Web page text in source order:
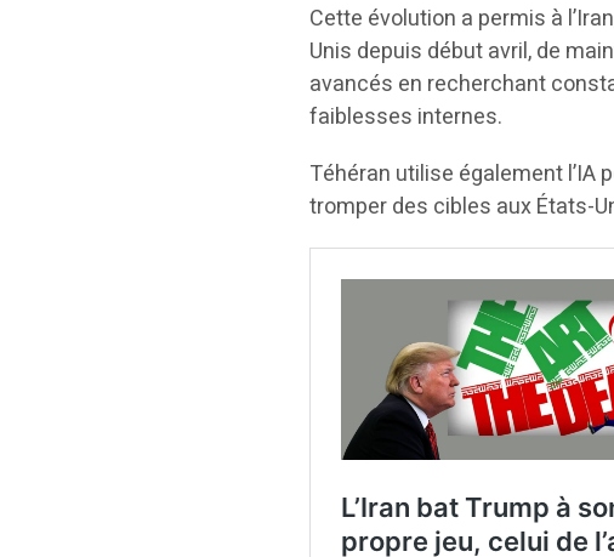
Cette évolution a permis à
Unis depuis début avril, de
avancés en recherchant
faiblesses internes.
Téhéran utilise également
tromper des cibles aux États-